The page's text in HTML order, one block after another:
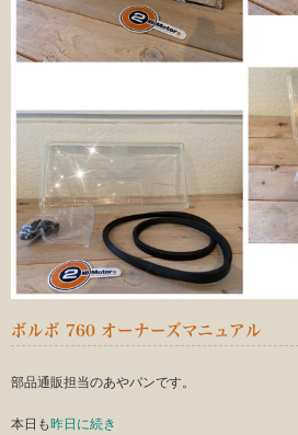
ボルボ 760 オーナーズマニュアル
部品通販担当のあやパンです。
本日も昨日に続き